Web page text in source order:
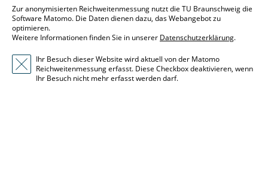
Zur anonymisierten Reichweitenmessung nutzt die TU Braunschweig die
Software Matomo. Die Daten dienen dazu, das Webangebot zu
optimieren.
Weitere Informationen finden Sie in unserer Datenschutzerklärung.
Ihr Besuch dieser Website wird aktuell von der Matomo
Reichweitenmessung erfasst. Diese Checkbox deaktivieren, wenn
Ihr Besuch nicht mehr erfasst werden darf.